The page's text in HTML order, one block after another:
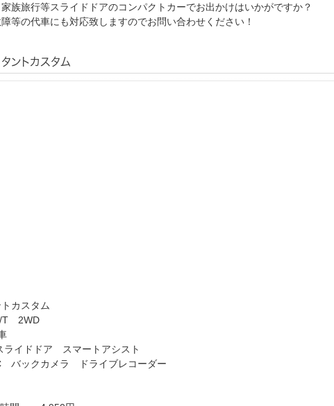
族旅行等スライドドアのコンパクトカーでお出かけはいかがですか？
等の代車にも対応致しますのでお問い合わせください！
ントカスタム
カスタム
T 2WD
ライドドア スマートアシスト
バックカメラ ドライブレコーダー